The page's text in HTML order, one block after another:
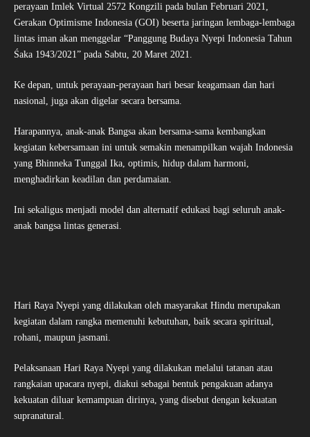
perayaan Imlek Virtual 2572 Kongzili pada bulan Februari 2021,
Gerakan Optimisme Indonesia (GOI) beserta jaringan lembaga-lembaga
lintas iman akan menggelar “Panggung Budaya Nyepi Indonesia Tahun
Śaka 1943/2021” pada Sabtu, 20 Maret 2021.
Ke depan, untuk perayaan-perayaan hari besar keagamaan dan hari
nasional, juga akan digelar secara bersama.
Harapannya, anak-anak Bangsa akan bersama-sama kembangkan
kegiatan kebersamaan ini untuk semakin menampilkan wajah Indonesia
yang Bhinneka Tunggal Ika, optimis, hidup dalam harmoni,
menghadirkan keadilan dan perdamaian.
Ini sekaligus menjadi model dan alternatif edukasi bagi seluruh anak-
anak bangsa lintas generasi.
Hari Raya Nyepi yang dilakukan oleh masyarakat Hindu merupakan
kegiatan dalam rangka memenuhi kebutuhan, baik secara spiritual,
rohani, maupun jasmani.
Pelaksanaan Hari Raya Nyepi yang dilakukan melalui tatanan atau
rangkaian upacara nyepi, diakui sebagai bentuk pengakuan adanya
kekuatan diluar kemampuan dirinya, yang disebut dengan kekuatan
supranatural.